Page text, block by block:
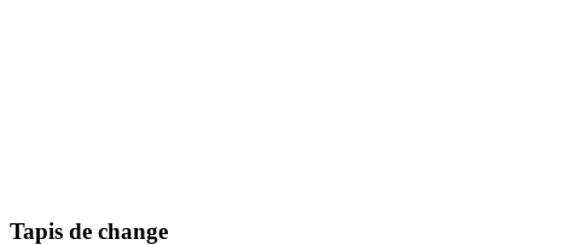
Tapis de change